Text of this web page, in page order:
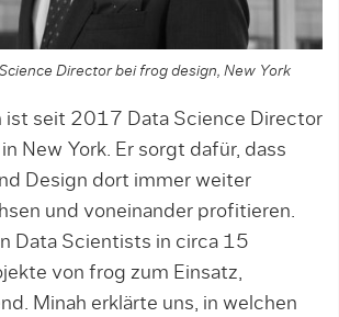
Director bei frog design, New York
ist seit 2017 Data Science Director
New York. Er sorgt dafür, dass
Design dort immer weiter
und vonein­ander profitieren.
Data Scientists in circa 15
von frog zum Einsatz,
Minah erklärte uns, in welchen